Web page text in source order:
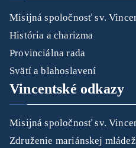
Misijná spoločnosť sv.
História a charizma
Provinciálna rada
Svätí a blahoslavení
Vincentské odkazy
Misijná spoločnosť sv.
Združenie mariánskej